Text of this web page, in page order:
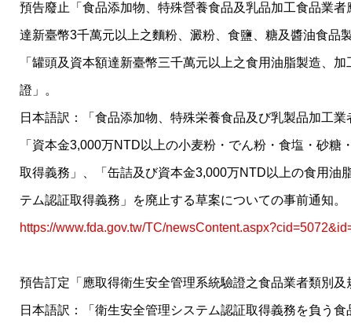
預告廢止「食品添加物、特殊營養食品及乳品加工食品業
達新臺幣3千萬元以上之麵粉、澱粉、食鹽、糖及醬油食品
「罐頭及資本額達新臺幣三千萬元以上之食用油脂製造、
證」。
日本語訳：「食品添加物、特殊栄養食品及び乳製品加工
「資本金3,000万NTD以上の小麦粉・でん粉・食塩・砂
取得義務」、「缶詰及び資本金3,000万NTD以上の食用油
テム認証取得義務」を廃止する草案についての事前通知。
https://www.fda.gov.tw/TC/
預告訂定「應取得衛生安全管理系統驗證之食品業者類別及
日本語訳：「衛生安全管理システム認証取得義務を負う